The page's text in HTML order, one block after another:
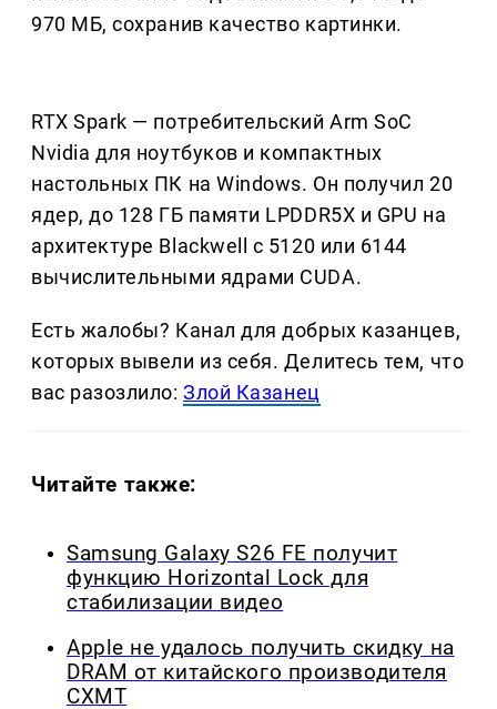
970 МБ, сохранив качество картинки.
RTX Spark — потребительский Arm SoC
Nvidia для ноутбуков и компактных
настольных ПК на Windows. Он получил 20
ядер, до 128 ГБ памяти LPDDR5X и GPU на
архитектуре Blackwell с 5120 или 6144
вычислительными ядрами CUDA.
Есть жалобы? Канал для добрых казанцев,
которых вывели из себя. Делитеcь тем, что
вас разозлило:Злой Казанец
Читайте также:
Samsung Galaxy S26 FE получит
функцию Horizontal Lock для
стабилизации видео
Apple не удалось получить скидку на
DRAM от китайского производителя
CXMT